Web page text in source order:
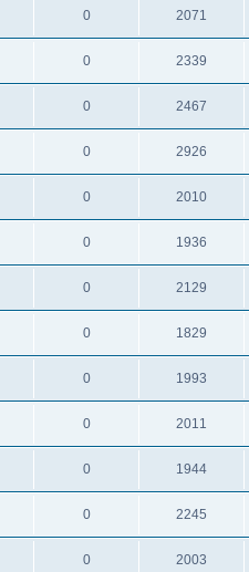
0 2071
0 2339
0 2467
0 2926
0 2010
0 1936
0 2129
0 1829
0 1993
0 2011
0 1944
0 2245
0 2003